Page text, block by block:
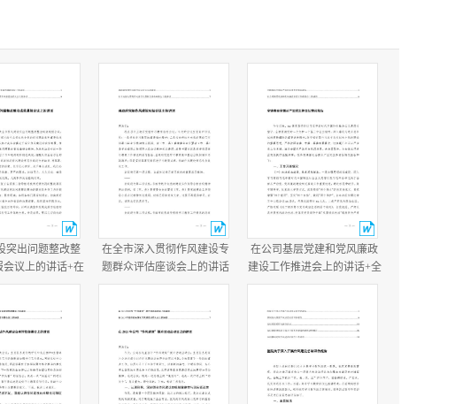
突出问题整改整
会议上的讲话+在
结大会上的讲
在全市深入贯彻作风建设专
题群众评估座谈会上的讲话
+县政府党组作风建设总结会
在公司基层党建和党风廉政
建设工作推进会上的讲话+全
镇落实全面从严治党主体责